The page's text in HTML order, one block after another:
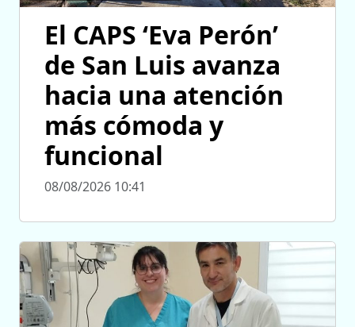
El CAPS ‘Eva Perón’
de San Luis avanza
hacia una atención
más cómoda y
funcional
08/08/2026 10:41